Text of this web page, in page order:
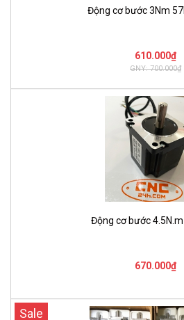
Động cơ bước 3Nm
610.000₫
GNY: 700.000₫
Động cơ bước
670.000₫
Sale